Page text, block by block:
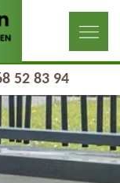
52 83 94